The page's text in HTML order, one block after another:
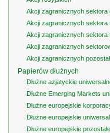
Akcji zagranicznych sektora
Akcji zagranicznych sektora
Akcji zagranicznych sektora
Akcji zagranicznych
Akcji zagranicznych
Papierów dłużnych
Dłużne azjatyckie
Dłużne Emerging Markets
Dłużne europejskie
Dłużne europejskie
Dłużne europejskie pozostałe